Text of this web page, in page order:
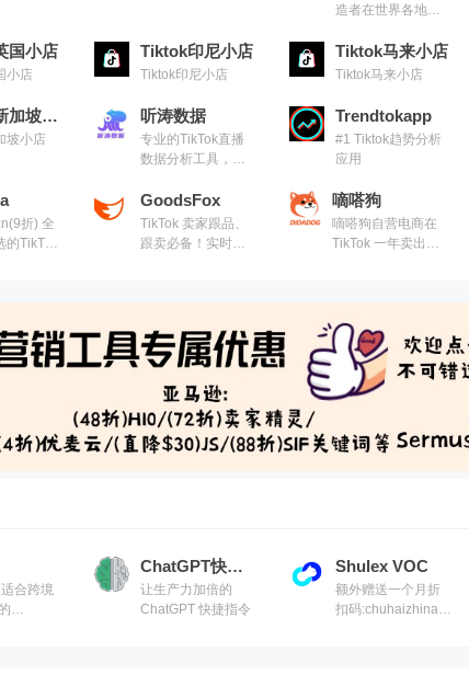
造者在世界各地所
国小店
小店
Tiktok印尼小店
Tiktok印尼小店
Tiktok马来小店
Tiktok马来小店
Tiktok新加坡小店
坡小店
听涛数据
专业的TikTok直播
数据分析工具，让
面、智能地复盘直
播，挖掘达人
Trendtokapp
#1 Tiktok趋势分析
应用
折) 全
的TikTok
GoodsFox
TikTok 卖家跟品、
跟卖必备！实时获
嘀嗒狗
嘀嗒狗自营电商在
TikTok 一年卖出
跑通 TikTok 渠道
合跨境
ChatGPT快捷指令
让生产力加倍的
ChatGPT 快捷指令
Shulex VOC
额外赠送一个月折
扣码:chuhaizhinan,